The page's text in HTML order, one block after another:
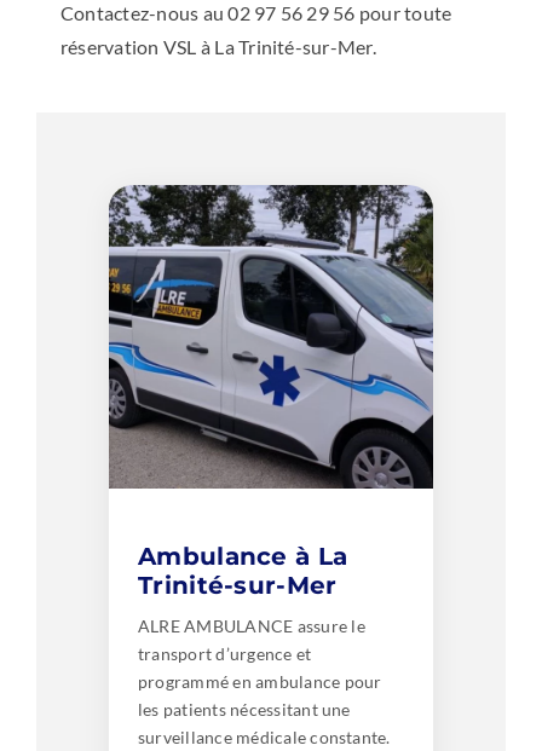
Contactez-nous au 02 97 56 29 56 pour toute
réservation VSL à La Trinité-sur-Mer.
Ambulance à La
Trinité-sur-Mer
ALRE AMBULANCE assure le
transport d’urgence et
programmé en ambulance pour
les patients nécessitant une
surveillance médicale constante.